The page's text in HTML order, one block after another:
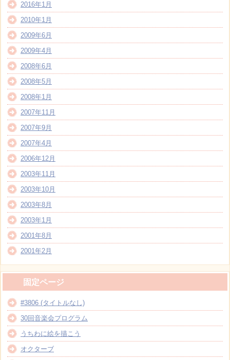
2016年1月
2010年1月
2009年6月
2009年4月
2008年6月
2008年5月
2008年1月
2007年11月
2007年9月
2007年4月
2006年12月
2003年11月
2003年10月
2003年8月
2003年1月
2001年8月
2001年2月
固定ページ
#3806 (タイトルなし)
30回音楽会プログラム
うちわに絵を描こう
オクターブ